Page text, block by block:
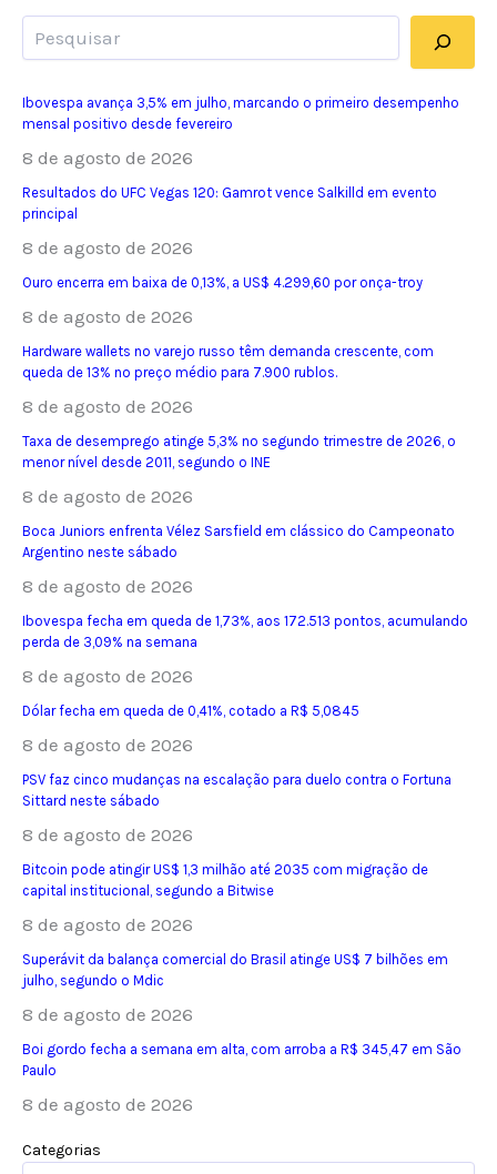
Ibovespa avança 3,5% em julho, marcando o primeiro desempenho
mensal positivo desde fevereiro
8 de agosto de 2026
Resultados do UFC Vegas 120: Gamrot vence Salkilld em evento
principal
8 de agosto de 2026
Ouro encerra em baixa de 0,13%, a US$ 4.299,60 por onça-troy
8 de agosto de 2026
Hardware wallets no varejo russo têm demanda crescente, com
queda de 13% no preço médio para 7.900 rublos.
8 de agosto de 2026
Taxa de desemprego atinge 5,3% no segundo trimestre de 2026, o
menor nível desde 2011, segundo o INE
8 de agosto de 2026
Boca Juniors enfrenta Vélez Sarsfield em clássico do Campeonato
Argentino neste sábado
8 de agosto de 2026
Ibovespa fecha em queda de 1,73%, aos 172.513 pontos, acumulando
perda de 3,09% na semana
8 de agosto de 2026
Dólar fecha em queda de 0,41%, cotado a R$ 5,0845
8 de agosto de 2026
PSV faz cinco mudanças na escalação para duelo contra o Fortuna
Sittard neste sábado
8 de agosto de 2026
Bitcoin pode atingir US$ 1,3 milhão até 2035 com migração de
capital institucional, segundo a Bitwise
8 de agosto de 2026
Superávit da balança comercial do Brasil atinge US$ 7 bilhões em
julho, segundo o Mdic
8 de agosto de 2026
Boi gordo fecha a semana em alta, com arroba a R$ 345,47 em São
Paulo
8 de agosto de 2026
Categorias